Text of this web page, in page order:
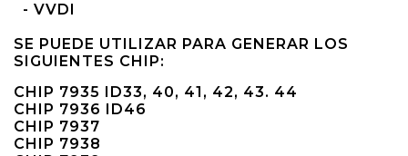
- VVDI
SE PUEDE UTILIZAR PARA GENERAR LOS
SIGUIENTES CHIP:
CHIP 7935 ID33, 40, 41, 42, 43. 44
CHIP 7936 ID46
CHIP 7937
CHIP 7938